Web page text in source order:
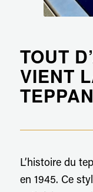
TOUT
VIENT
L’histoire du
en 1945. Ce